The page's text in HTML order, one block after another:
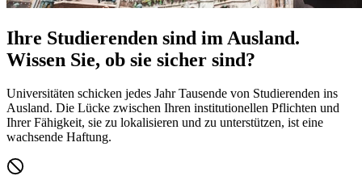
Ihre Studierenden sind im Ausland.
Wissen Sie, ob sie sicher sind?
Universitäten schicken jedes Jahr Tausende von Studierenden ins
Ausland. Die Lücke zwischen Ihren institutionellen Pflichten und
Ihrer Fähigkeit, sie zu lokalisieren und zu unterstützen, ist eine
wachsende Haftung.